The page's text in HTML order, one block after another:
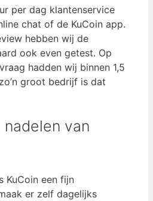
per dag klantenservice
chat of de KuCoin app.
hebben wij de
ook even getest. Op
hadden wij binnen 1,5
groot bedrijf is dat
van
KuCoin een fijn
er zelf dagelijks